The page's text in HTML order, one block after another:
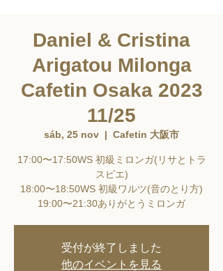
Daniel & Cristina
Arigatou Milonga
Cafetin Osaka 2023
11/25
sáb, 25 nov
  |
Cafetin 大阪市
17:00〜17:50WS 初級ミロンガ(リサとトラ
スピエ)
18:00〜18:50WS 初級ワルツ(音のとり方)
19:00〜21:30ありがとうミロンガ
受付が終了しました
他のイベントを見る